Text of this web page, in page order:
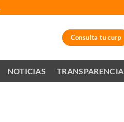
Consulta tu curp
NOTICIAS TRANSPARENCIA